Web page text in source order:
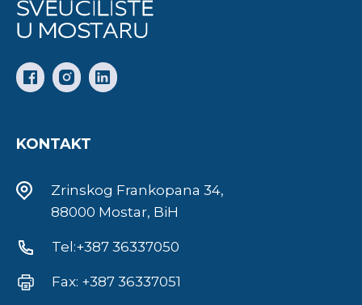
KONTAKT
Zrinskog Frankopana 34,
88000 Mostar, BiH
Tel:+387 36337050
Fax: +387 36337051